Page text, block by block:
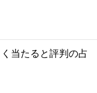
当たると評判の占